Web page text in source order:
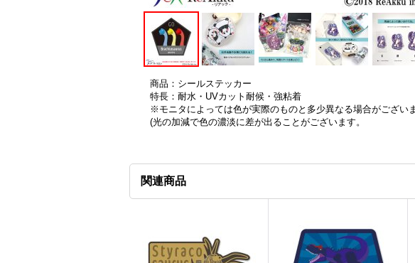
商品：シールステッカー
特長：耐水・UVカット耐候・強粘着
※モニタによっては色が実際のものと多少異なる場合がございま
(光の加減で色の濃淡に差が出ることがございます。
関連商品